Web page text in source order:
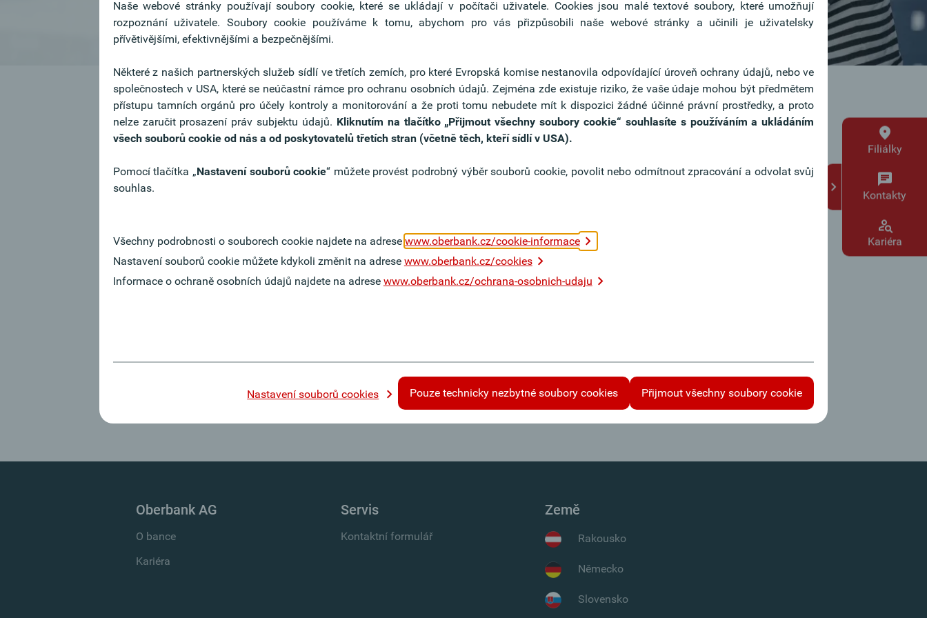
Tipy k žádosti o místo
V motivačním dopise vyzdvihněte svou osobu a váš
zájem o práci v Oberbank. Motivační dopis je
posuzující osoba přečte.
týkající se společnosti.
Zpět na volné pracovní pozice
Filiálky
Kontakty
Kariéra
Naše webové stránky používají soubory cookie, které se ukládají v počítači uživatele. Cookies jsou malé textové soubory, které umožňují
rozpoznání uživatele. Soubory cookie používáme k tomu, abychom pro vás přizpůsobili naše webové stránky a učinili je uživatelsky
přívětivějšími, efektivnějšími a bezpečnějšími.
Některé z našich partnerských služeb sídlí ve třetích zemích, pro které Evropská komise nestanovila odpovídající úroveň ochrany údajů, nebo ve
společnostech v USA, které se neúčastní rámce pro ochranu osobních údajů. Zejména zde existuje riziko, že vaše údaje mohou být předmětem
přístupu tamních orgánů pro účely kontroly a monitorování a že proti tomu nebudete mít k dispozici žádné účinné právní prostředky, a proto
nelze zaručit prosazení práv subjektu údajů. Kliknutím na tlačítko „Přijmout všechny soubory cookie“ souhlasíte s používáním a ukládáním
všech souborů cookie od nás a od poskytovatelů třetích stran (včetně těch, kteří sídlí v USA).
Pomocí tlačítka „Nastavení souborů cookie“ můžete provést podrobný výběr souborů cookie, povolit nebo odmítnout zpracování a odvolat svůj
souhlas.
Všechny podrobnosti o souborech cookie najdete na adrese www.oberbank.cz/cookie-informace
Nastavení souborů cookie můžete kdykoli změnit na adrese www.oberbank.cz/cookies
Informace o ochraně osobních údajů najdete na adrese www.oberbank.cz/ochrana-osobnich-udaju
Nastavení souborů cookies Pouze technicky nezbytné soubory cookies Přijmout všechny soubory cookie
Oberbank AG
O bance
Kariéra
Servis
Kontaktní formulář
Země
Rakousko
Německo
Slovensko